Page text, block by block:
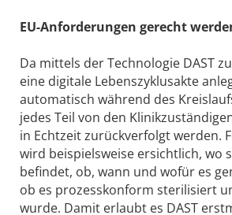
EU-Anforderungen gerecht
Da mittels der Technologie DAST
eine digitale Lebenszyklusakte
automatisch während des
jedes Teil von den
in Echtzeit zurückverfolgt werden.
wird beispielsweise ersichtlich, wo
befindet, ob, wann und wofür es
ob es prozesskonform sterilisiert
wurde. Damit erlaubt es DAST